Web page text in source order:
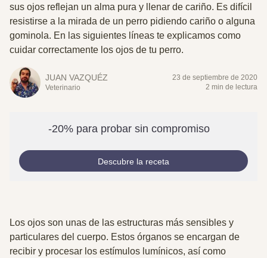
sus ojos reflejan un alma pura y llenar de cariño. Es difícil
resistirse a la mirada de un perro pidiendo cariño o alguna
gominola. En las siguientes líneas te explicamos como
cuidar correctamente los ojos de tu perro.
JUAN VAZQUÉZ
Veterinario
23 de septiembre de 2020
2 min de lectura
-20% para probar sin compromiso
Descubre la receta
Los ojos son unas de las estructuras más sensibles y
particulares del cuerpo. Estos órganos se encargan de
recibir y procesar los estímulos lumínicos, así como